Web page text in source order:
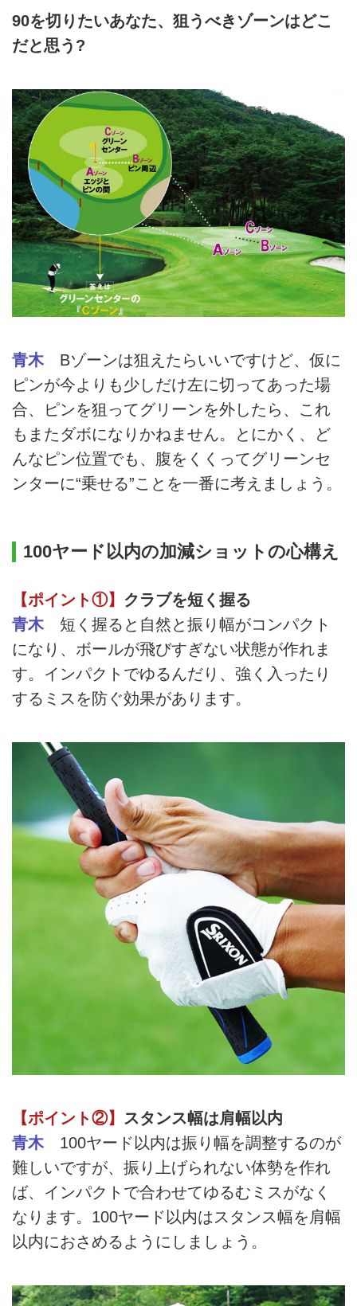
90を切りたいあなた、狙うべきゾーンはどこ
だと思う?
青木 Bゾーンは狙えたらいいですけど、仮に
ピンが今よりも少しだけ左に切ってあった場
合、ピンを狙ってグリーンを外したら、これ
もまたダボになりかねません。とにかく、ど
んなピン位置でも、腹をくくってグリーンセ
ンターに“乗せる”ことを一番に考えましょう。
100ヤード以内の加減ショットの心構え
【ポイント①】 クラブを短く握る
青木 短く握ると自然と振り幅がコンパクト
になり、ボールが飛びすぎない状態が作れま
す。インパクトでゆるんだり、強く入ったり
するミスを防ぐ効果があります。
【ポイント②】 スタンス幅は肩幅以内
青木 100ヤード以内は振り幅を調整するのが
難しいですが、振り上げられない体勢を作れ
ば、インパクトで合わせてゆるむミスがなく
なります。100ヤード以内はスタンス幅を肩幅
以内におさめるようにしましょう。